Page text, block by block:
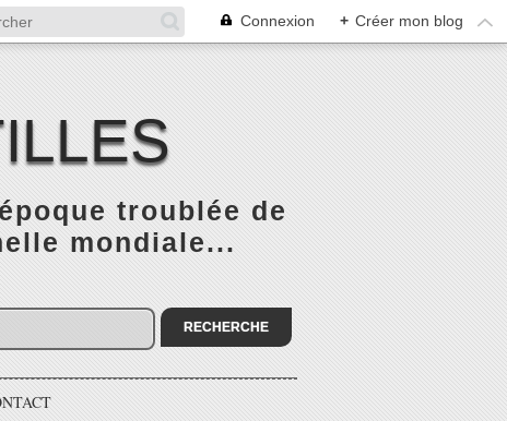
Connexion + Créer mon blog
troublée de
mondiale...